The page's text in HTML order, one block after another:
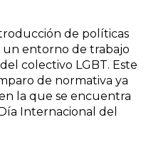
de políticas
entorno de trabajo
colectivo LGBT. Este
de normativa ya
la que se encuentra
Internacional del